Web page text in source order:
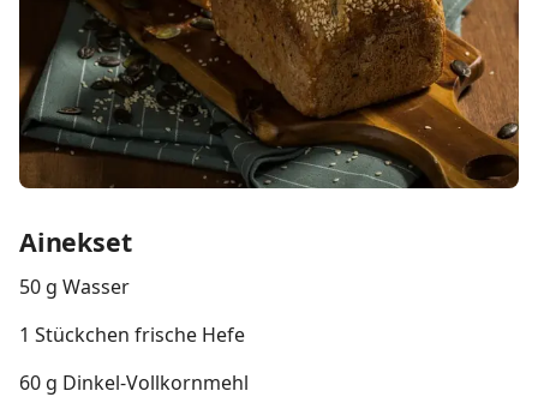
Ainekset
50 g Wasser
1 Stückchen frische Hefe
60 g Dinkel-Vollkornmehl